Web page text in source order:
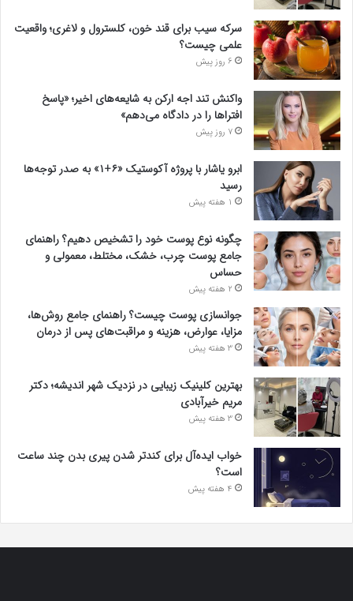
سرکه سیب برای قند خون، کلسترول و لاغری؛ واقعیت
علمی چیست؟
6 روز پیش
واکنش تند اجه ارکن به شایعه‌های اخیر؛ «پاسخ
افتراها را در دادگاه می‌دهم»
7 روز پیش
ابرو یاشار با پروژه آکوستیک «۶+۱» به صدر توجه‌ها
رسید
1 هفته پیش
چگونه نوع پوست خود را تشخیص دهیم؟ راهنمای
جامع پوست چرب، خشک، مختلط، معمولی و
حساس
2 هفته پیش
جوانسازی پوست چیست؟ راهنمای جامع روش‌ها،
مزایا، عوارض، هزینه و مراقبت‌های پس از درمان
3 هفته پیش
بهترین کلینیک زیبایی در نزدیک شهر اندیشه؛ دکتر
مریم خیرآبادی
3 هفته پیش
خواب ایده‌آل برای کندتر شدن پیری بدن چند ساعت
است؟
4 هفته پیش